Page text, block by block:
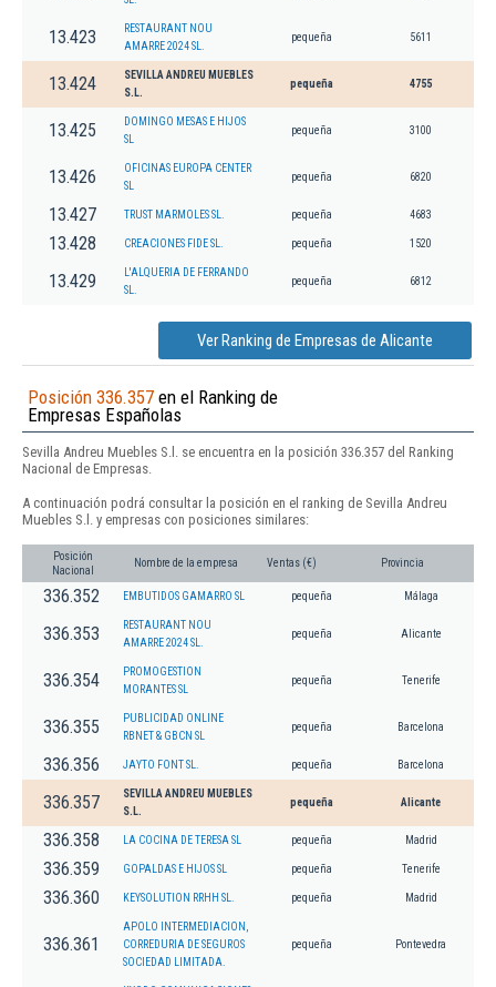
13.423
RESTAURANT NOU
AMARRE 2024 SL.
pequeña 5611
13.424
SEVILLA ANDREU MUEBLES
S.L.
pequeña 4755
13.425
DOMINGO MESAS E HIJOS
SL
pequeña 3100
13.426
OFICINAS EUROPA CENTER
SL
pequeña 6820
13.427 TRUST MARMOLES SL. pequeña 4683
13.428 CREACIONES FIDE SL. pequeña 1520
13.429
L'ALQUERIA DE FERRANDO
SL.
pequeña 6812
Ver Ranking de Empresas de Alicante
Posición 336.357 en el Ranking de
Empresas Españolas
Sevilla Andreu Muebles S.l. se encuentra en la posición 336.357 del Ranking
Nacional de Empresas.
A continuación podrá consultar la posición en el ranking de Sevilla Andreu
Muebles S.l. y empresas con posiciones similares:
Posición
Nacional
Nombre de la empresa Ventas (€) Provincia
336.352 EMBUTIDOS GAMARRO SL pequeña Málaga
336.353
RESTAURANT NOU
AMARRE 2024 SL.
pequeña Alicante
336.354
PROMOGESTION
MORANTES SL
pequeña Tenerife
336.355
PUBLICIDAD ONLINE
RBNET & GBCN SL
pequeña Barcelona
336.356 JAYTO FONT SL. pequeña Barcelona
336.357
SEVILLA ANDREU MUEBLES
S.L.
pequeña Alicante
336.358 LA COCINA DE TERESA SL pequeña Madrid
336.359 GOPALDAS E HIJOS SL pequeña Tenerife
336.360 KEYSOLUTION RRHH SL. pequeña Madrid
336.361
APOLO INTERMEDIACION,
CORREDURIA DE SEGUROS
SOCIEDAD LIMITADA.
pequeña Pontevedra